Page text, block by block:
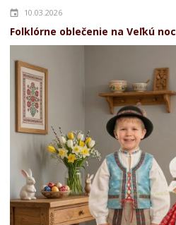
10.03.2026
Folklórne oblečenie na Veľkú noc